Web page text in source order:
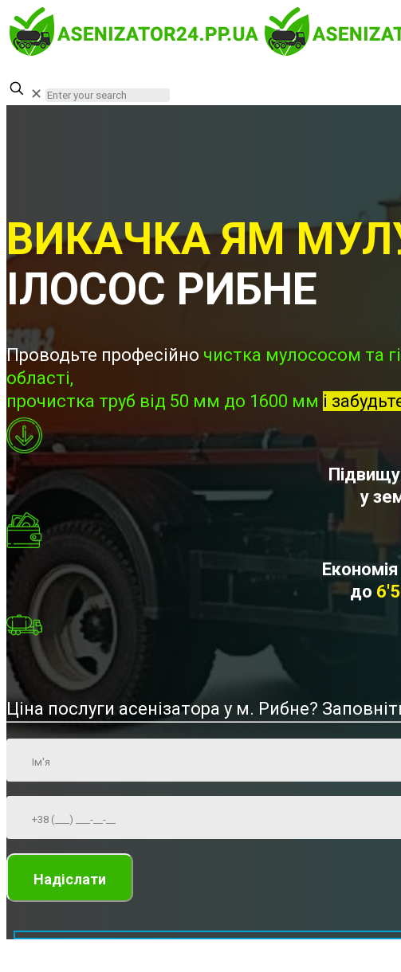
✕
ВИКАЧКА ЯМ
ІЛОСОС РИБНЕ
Проводьте професійно чистка мулососом та
області,
прочистка труб від 50 мм до 1600 мм і
у
Економія
до
Ціна послуги асенізатора у м. Рибне?